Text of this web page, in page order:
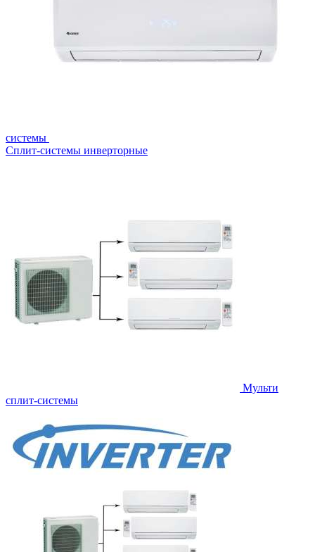
системы
Сплит-системы инверторные
Мульти
сплит-системы